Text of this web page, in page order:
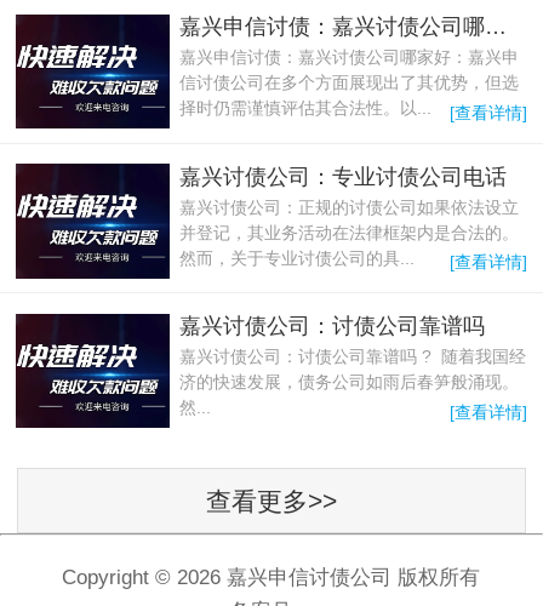
嘉兴申信讨债：嘉兴讨债公司哪家好
嘉兴申信讨债：嘉兴讨债公司哪家好：嘉兴申
信讨债公司在多个方面展现出了其优势，但选
择时仍需谨慎评估其合法性。以...
[查看详情]
嘉兴讨债公司：专业讨债公司电话
嘉兴讨债公司：正规的讨债公司如果依法设立
并登记，其业务活动在法律框架内是合法的‌。
然而，关于专业讨债公司的具...
[查看详情]
嘉兴讨债公司：讨债公司靠谱吗
嘉兴讨债公司：讨债公司靠谱吗 ? 随着我国经
济的快速发展，债务公司如雨后春笋般涌现。
然...
[查看详情]
查看更多>>
Copyright © 2026 嘉兴申信讨债公司 版权所有